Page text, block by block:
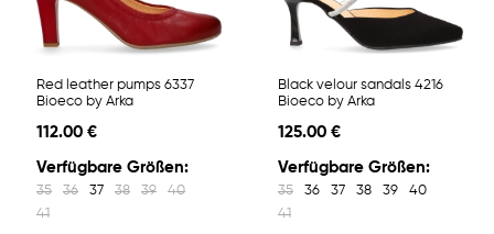
Red leather pumps 6337
Bioeco by Arka
112.00 €
Verfügbare Größen:
35 36 37 38 39
40
41
Black velour sandals 4216
Bioeco by Arka
125.00 €
Verfügbare Größen:
35 36 37 38 39
40
41